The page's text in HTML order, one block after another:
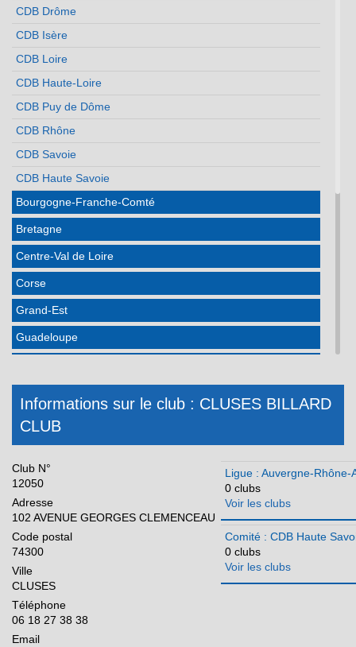
CDB Drôme
CDB Isère
CDB Loire
CDB Haute-Loire
CDB Puy de Dôme
CDB Rhône
CDB Savoie
CDB Haute Savoie
Bourgogne-Franche-Comté
Bretagne
Centre-Val de Loire
Corse
Grand-Est
Guadeloupe
Martinique
Méditerranée
Normandie
Nouvelle Aquitaine
Pays de la Loire
Réunion
Informations sur le club : CLUSES BILLARD
CLUB
Club N°
12050
Adresse
102 AVENUE GEORGES CLEMENCEAU
Code postal
74300
Ville
CLUSES
Téléphone
06 18 27 38 38
Email
Ligue : Auvergne-Rhône-
0 clubs
Voir les clubs
Comité : CDB Haute
0 clubs
Voir les clubs